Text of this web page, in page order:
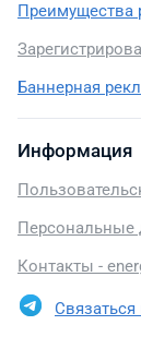
Преимущества
Баннерная
Информация
Персональные
Контакты -
Связаться